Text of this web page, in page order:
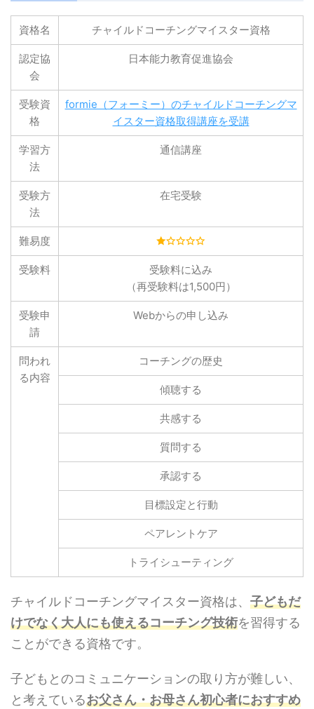
資格名 チャイルドコーチングマイスター資格
認定協
会
日本能力教育促進協会
受験資
格
formie（フォーミー）のチャイルドコーチングマ
イスター資格取得講座を受講
学習方
法
通信講座
受験方
法
在宅受験
難易度
受験料
受験料に込み
（再受験料は1,500円）
受験申
請
Webからの申し込み
問われ
る内容
コーチングの歴史
傾聴する
共感する
質問する
承認する
目標設定と行動
ペアレントケア
トライシューティング
チャイルドコーチングマイスター資格は、 子どもだ
けでなく大人にも使えるコーチング技術を習得する
ことができる資格です。
子どもとのコミュニケーションの取り方が難しい、
と考えているお父さん・お母さん初心者におすすめ